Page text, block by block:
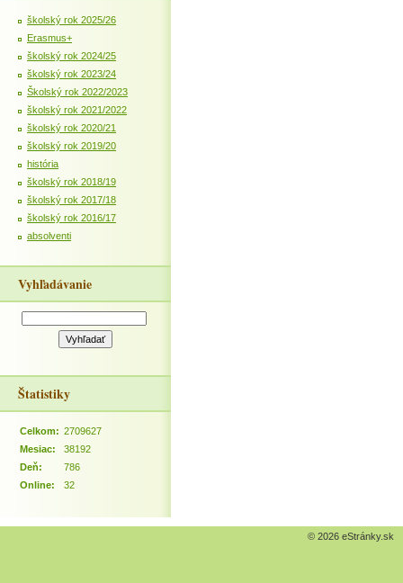
školský rok 2025/26
Erasmus+
školský rok 2024/25
školský rok 2023/24
Školský rok 2022/2023
školský rok 2021/2022
školský rok 2020/21
školský rok 2019/20
história
školský rok 2018/19
školský rok 2017/18
školský rok 2016/17
absolventi
Vyhľadávanie
Štatistiky
Online: 32
Celkom: 2709627
Mesiac:
38192
Deň:
786
© 2026 eStránky.sk